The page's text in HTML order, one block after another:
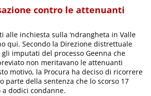
contro le attenuanti
alle inchiesta sulla ‘ndrangheta in Valle
qui. Secondo la Direzione distrettuale
imputati del processo Geenna che
non meritavano le attenuanti
motivo, la Procura ha deciso di ricorrere
parte della sentenza che lo scorso 17
dodici condanne.